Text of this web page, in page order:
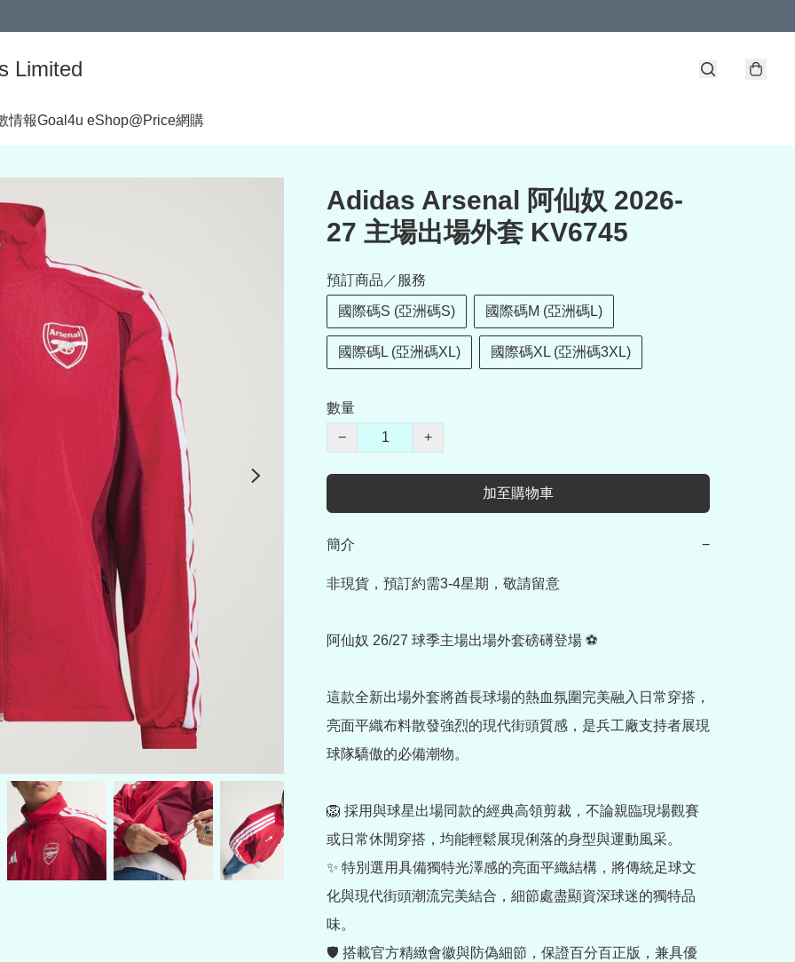
Limited
情報Goal4u eShop@Price網購
Adidas Arsenal 阿仙奴 2026-
27 主場出場外套 KV6745
預訂商品／服務
國際碼S (亞洲碼S) 國際碼M (亞洲碼L)
國際碼L (亞洲碼XL) 國際碼XL (亞洲碼3XL)
數量
−
+
加至購物車
簡介 −
非現貨，預訂約需3-4星期，敬請留意
阿仙奴 26/27 球季主場出場外套磅礡登場 ⚽
這款全新出場外套將酋長球場的熱血氛圍完美融入日常穿搭，
亮面平織布料散發強烈的現代街頭質感，是兵工廠支持者展現
球隊驕傲的必備潮物。
🦁 採用與球星出場同款的經典高領剪裁，不論親臨現場觀賽
或日常休閒穿搭，均能輕鬆展現俐落的身型與運動風采。
✨ 特別選用具備獨特光澤感的亮面平織結構，將傳統足球文
化與現代街頭潮流完美結合，細節處盡顯資深球迷的獨特品
味。
🛡 搭載官方精緻會徽與防偽細節，保證百分百正版，兼具優